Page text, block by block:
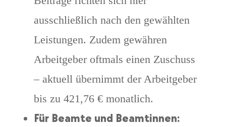
ausschließlich nach den gewählten
Leistungen. Zudem gewähren
Arbeitgeber oftmals einen Zuschuss
– aktuell übernimmt der Arbeitgeber
bis zu 421,76 € monatlich.
Für Beamte und Beamtinnen: